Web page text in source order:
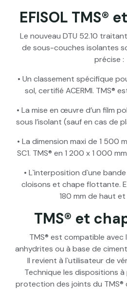
EFISOL TMS®
Le nouveau DTU 52.10
de sous-couches isolantes
précise :
• Un classement spécifique
sol, certifié ACERMI. TMS®
• La mise en œuvre d’un film
sous l’isolant (sauf en cas de
• La dimension maxi de 1 500
SC1. TMS® en 1 200 x 1 000
• L`interposition d`une
cloisons et chape flottante.
180 mm de haut et
TMS® et
TMS® est compatible avec
anhydrites ou à base de
Il revient à l`utilisateur de
Technique les dispositions
protection des joints du